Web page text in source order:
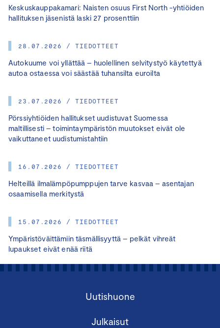
Keskuskauppakamari: Naisten osuus First North -yhtiöiden
hallituksen jäsenistä laski 27 prosenttiin
28.07.2026 / TIEDOTTEET
Autokuume voi yllättää – huolellinen selvitystyö käytettyä
autoa ostaessa voi säästää tuhansilta euroilta
23.07.2026 / TIEDOTTEET
Pörssiyhtiöiden hallitukset uudistuvat Suomessa
maltillisesti – toimintaympäristön muutokset eivät ole
vaikuttaneet uudistumistahtiin
16.07.2026 / TIEDOTTEET
Helteillä ilmalämpöpumppujen tarve kasvaa – asentajan
osaamisella merkitystä
15.07.2026 / TIEDOTTEET
Ympäristöväittämiin täsmällisyyttä – pelkät vihreät
lupaukset eivät enää riitä
Uutishuone
Julkaisut